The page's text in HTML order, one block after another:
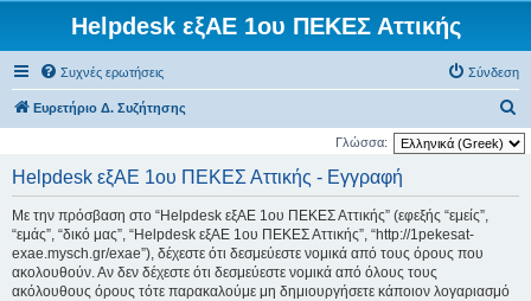
Helpdesk εξΑΕ 1ου ΠΕΚΕΣ Αττικής
Συχνές ερωτήσεις Σύνδεση
Ευρετήριο Δ. Συζήτησης
ν
Γλώσσα:
Helpdesk εξΑΕ 1ου ΠΕΚΕΣ Αττικής - Εγγραφή
Με την πρόσβαση στο “Helpdesk εξΑΕ 1ου ΠΕΚΕΣ Αττικής” (εφεξής “εμείς”,
“εμάς”, “δικό μας”, “Helpdesk εξΑΕ 1ου ΠΕΚΕΣ Αττικής”, “http://1pekesat-
exae.mysch.gr/exae”), δέχεστε ότι δεσμεύεστε νομικά από τους όρους που
ακολουθούν. Αν δεν δέχεστε ότι δεσμεύεστε νομικά από όλους τους
ακόλουθους όρους τότε παρακαλούμε μη δημιουργήσετε κάποιον λογαριασμό